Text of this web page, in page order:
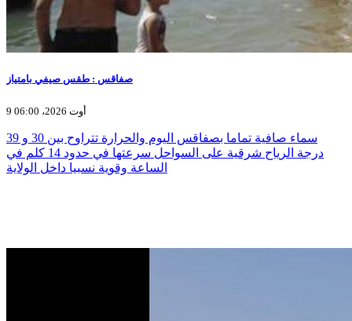
صفاقس : طقس صيفي بامتياز
9 أوت 2026، 06:00
سماء صافية تماما بصفاقس اليوم والحرارة تتراوح بين 30 و 39
درجة الرياح شرقية على السواحل سرعتها في حدود 14 كلم في
الساعة وقوية نسبيا داخل الولاية